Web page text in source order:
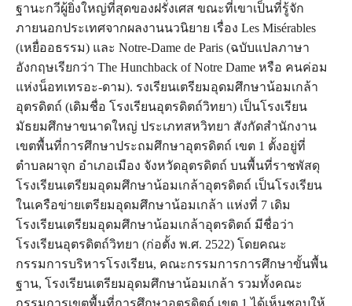
ฐานะกวีผู้ยิ่งใหญ่ที่สุดของฝรั่งเศส ขณะที่เขาเป็นที่รู้จัก
ภายนอกประเทศจากผลงานนวนิยาย เรื่อง Les Misérables
(เหยื่ออธรรม) และ Notre-Dame de Paris (ฉบับแปลภาษา
อังกฤษเรียกว่า The Hunchback of Notre Dame หรือ คนค่อม
แห่งน็อทเทรอะ-ดาม). รงเรียนเตรียมอุดมศึกษาน้อมเกล้า
อุตรดิตถ์ (เดิมชื่อ โรงเรียนอุตรดิตถ์วิทยา) เป็นโรงเรียน
มัธยมศึกษาขนาดใหญ่ ประเภทสหวิทยา สังกัดสำนักงาน
เขตพื้นที่การศึกษาประถมศึกษาอุตรดิตถ์ เขต 1 ตั้งอยู่ที่
ตำบลผาจุก อำเภอเมือง จังหวัดอุตรดิตถ์ บนพื้นที่ราชพัสดุ
โรงเรียนเตรียมอุดมศึกษาน้อมเกล้าอุตรดิตถ์ เป็นโรงเรียน
ในเครือข่ายเตรียมอุดมศึกษาน้อมเกล้า แห่งที่ 7 เดิม
โรงเรียนเตรียมอุดมศึกษาน้อมเกล้าอุตรดิตถ์ มีชื่อว่า
โรงเรียนอุตรดิตถ์วิทยา (ก่อตั้ง พ.ศ. 2522) โดยคณะ
กรรมการบริหารโรงเรียน, คณะกรรมการการศึกษาขั้นพื้น
ฐาน, โรงเรียนเตรียมอุดมศึกษาน้อมเกล้า รวมทั้งคณะ
กรรมการเขตพื้นที่การศึกษาอุตรดิตถ์ เขต 1 ได้เห็นชอบให้